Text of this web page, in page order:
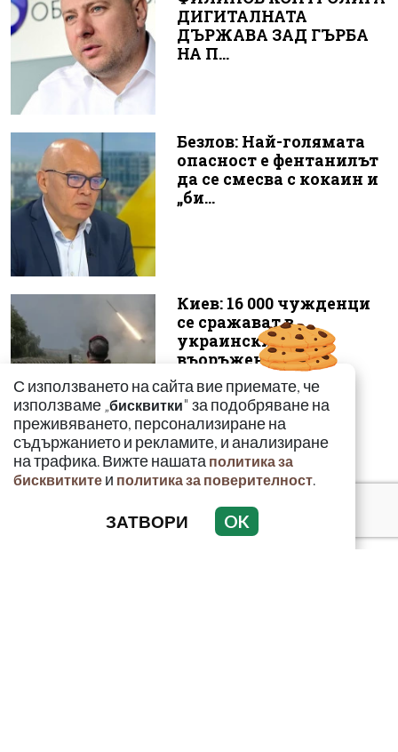
ДИГИТАЛНАТА
ДЪРЖАВА ЗАД ГЪРБА
НА П...
Безлов: Най-голямата
опасност е фентанилът
да се смесва с кокаин и
„би...
Киев: 16 000 чужденци
се сражават в
украинските
въоръжени сили
С използването на сайта вие приемате, че
използваме „бисквитки" за подобряване на
преживяването, персонализиране на
съдържанието и рекламите, и анализиране
на трафика. Вижте нашата политика за
бисквитките и политика за поверителност.
ЗАТВОРИ OK